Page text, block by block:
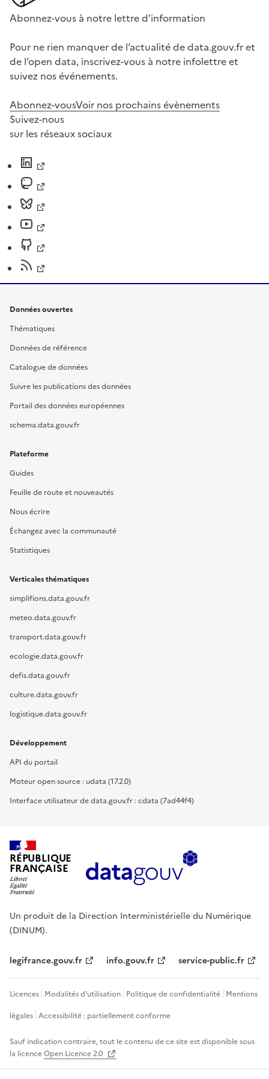
Abonnez-vous à notre lettre d'information
Pour ne rien manquer de l’actualité de data.gouv.fr et
de l’open data, inscrivez-vous à notre infolettre et
suivez nos événements.
Abonnez-vousVoir nos prochains évènements
Suivez-nous
sur les réseaux sociaux
Données ouvertes
Thématiques
Données de référence
Catalogue de données
Suivre les publications des données
Portail des données européennes
schema.data.gouv.fr
Plateforme
Guides
Feuille de route et nouveautés
Nous écrire
Échangez avec la communauté
Statistiques
Verticales thématiques
simplifions.data.gouv.fr
meteo.data.gouv.fr
transport.data.gouv.fr
ecologie.data.gouv.fr
defis.data.gouv.fr
culture.data.gouv.fr
logistique.data.gouv.fr
Développement
API du portail
Moteur open source : udata (17.2.0)
Interface utilisateur de data.gouv.fr : cdata (7ad44f4)
RÉPUBLIQUE
FRANÇAISE
Un produit de la Direction Interministérielle du Numérique
(DINUM).
legifrance.gouv.fr info.gouv.fr service-public.fr
Licences Modalités d'utilisation Politique de confidentialité Mentions
légales Accessibilité : partiellement conforme
Sauf indication contraire, tout le contenu de ce site est disponible sous
la licenceOpen Licence 2.0